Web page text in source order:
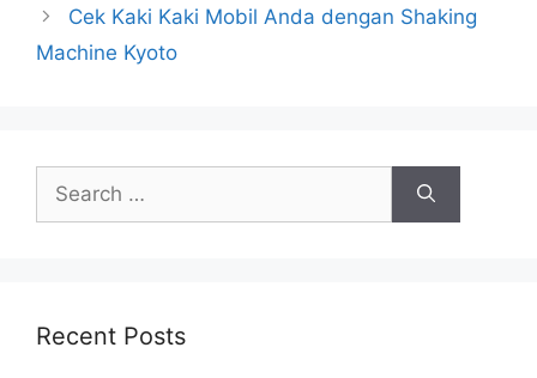
Cek Kaki Kaki Mobil Anda dengan Shaking
Machine Kyoto
Recent Posts